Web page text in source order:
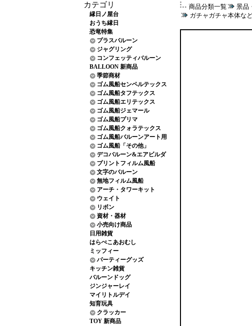
カテゴリ
縁日ノ屋台
おうち縁日
恐竜特集
プラスバルーン
ジャグリング
コンフェッティバルーン
BALLOON 新商品
季節商材
ゴム風船センペルテックス
ゴム風船タフテックス
ゴム風船エリテックス
ゴム風船ジェマール
ゴム風船プリマ
ゴム風船クォラテックス
ゴム風船バルーンアート用
ゴム風船「その他」
デコバルーン&エアビルダ
プリントフィルム風船
文字のバルーン
無地フィルム風船
アーチ・タワーキット
ウェイト
リボン
資材・器材
小売向け商品
日用雑貨
はらぺこあおむし
ミッフィー
パーティーグッズ
キッチン雑貨
バルーンドッグ
ジンジャーレイ
マイリトルデイ
知育玩具
クラッカー
TOY 新商品
商品分類一覧 景品
ガチャガチャ本体な